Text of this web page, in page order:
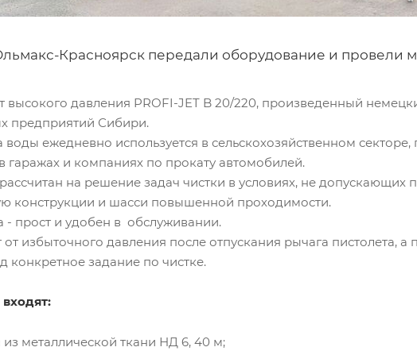
Красноярск передали оборудование и провели
высокого давления PROFI-JET B 20/220, произведенный
предприятий Сибири.
воды ежедневно используется в сельскохозяйственном
гаражах и компаниях по прокату автомобилей.
на решение задач чистки в условиях, не допускающих
конструкции и шасси повышенной проходимости.
- прост и удобен в обслуживании.
избыточного давления после отпускания рычага пистолета, а
конкретное задание по чистке.
металлической ткани НД 6, 40 м;